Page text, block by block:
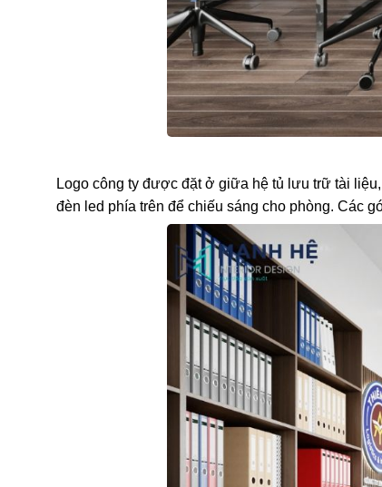
Logo công ty được đặt ở giữa hệ tủ lưu trữ tài
đèn led phía trên để chiếu sáng cho phòng. Các